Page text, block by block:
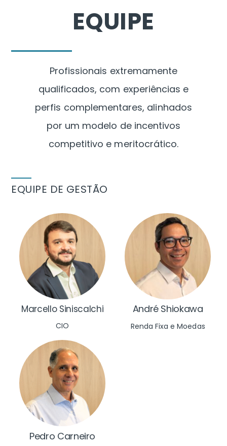
EQUIPE
Profissionais extremamente
qualificados, com experiências e
perfis complementares, alinhados
por um modelo de incentivos
competitivo e meritocrático.
EQUIPE DE GESTÃO
Marcello Siniscalchi
CIO
André Shiokawa
Renda Fixa e Moedas
Pedro Carneiro